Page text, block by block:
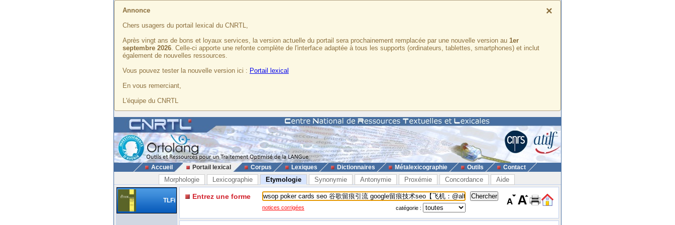
×
Annonce
Chers usagers du portail lexical du CNRTL,
Après vingt ans de bons et loyaux services, la version actuelle du portail sera prochainement remplacée par une nouvelle version au 1er
septembre 2026. Celle-ci apporte une refonte complète de l'interface adaptée à tous les supports (ordinateurs, tablettes, smartphones) et inclut
également de nouvelles ressources.
Vous pouvez tester la nouvelle version ici : Portail lexical
En vous remerciant,
L'équipe du CNRTL
Accueil Portail lexical Corpus Lexiques Dictionnaires Métalexicographie Outils Contact
Morphologie Lexicographie Etymologie Synonymie Antonymie Proxémie Concordance Aide
TLFi Entrez une forme
notices corrigées catégorie :